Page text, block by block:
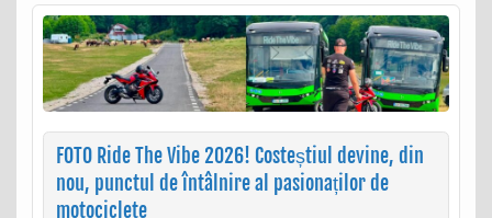
FOTO Ride The Vibe 2026! Costeștiul devine, din
nou, punctul de întâlnire al pasionaților de
motociclete